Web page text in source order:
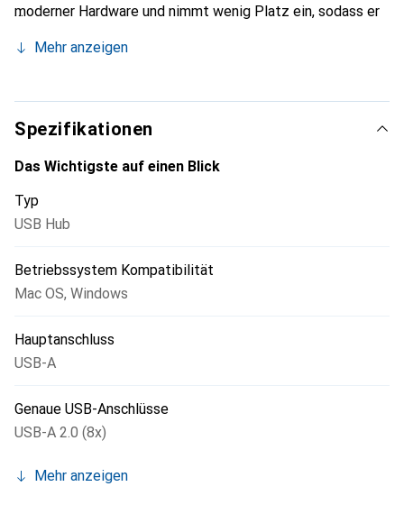
moderner Hardware und nimmt wenig Platz ein, sodass er
können Sie ihn direkt anschliessen und sofort nutzen -
Mehr anzeigen
Spezifikationen
Das Wichtigste auf einen Blick
Typ
USB Hub
Betriebssystem Kompatibilität
Mac OS, Windows
Hauptanschluss
USB-A
Genaue USB-Anschlüsse
USB-A 2.0 (8x)
Mehr anzeigen